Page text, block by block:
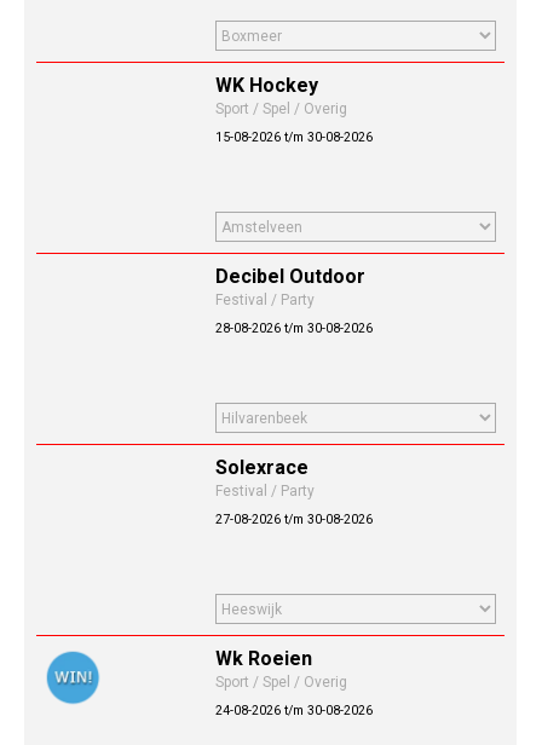
WK Hockey
Sport / Spel / Overig
15-08-2026 t/m 30-08-2026
Decibel Outdoor
Festival / Party
28-08-2026 t/m 30-08-2026
Solexrace
Festival / Party
27-08-2026 t/m 30-08-2026
Wk Roeien
Sport / Spel / Overig
24-08-2026 t/m 30-08-2026